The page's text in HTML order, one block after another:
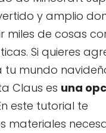
y amplio
miles de cosas
Si quieres
mundo
Claus es una
este tutorial te
materiales